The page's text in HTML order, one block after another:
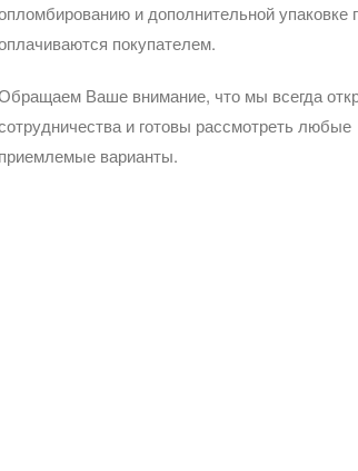
и дополнительной упаковке
покупателем.
Ваше внимание, что мы всегда
и готовы рассмотреть любые
приемлемые варианты.